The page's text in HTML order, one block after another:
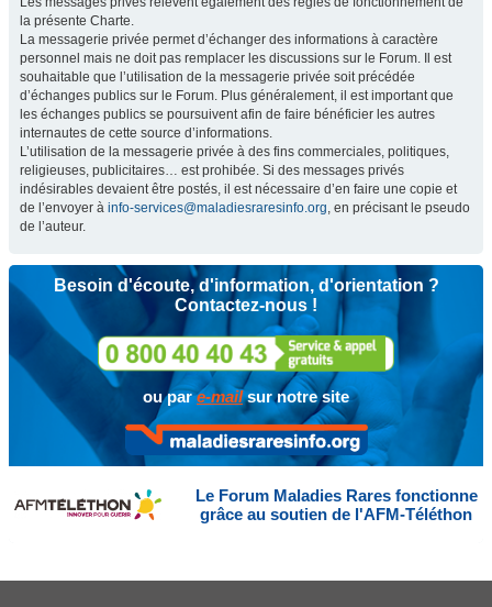
la présente Charte.
La messagerie privée permet d’échanger des informations à caractère
personnel mais ne doit pas remplacer les discussions sur le Forum. Il est
souhaitable que l’utilisation de la messagerie privée soit précédée
d’échanges publics sur le Forum. Plus généralement, il est important que
les échanges publics se poursuivent afin de faire bénéficier les autres
internautes de cette source d’informations.
L’utilisation de la messagerie privée à des fins commerciales, politiques,
religieuses, publicitaires… est prohibée. Si des messages privés
indésirables devaient être postés, il est nécessaire d’en faire une copie et
de l’envoyer à info-services@maladiesraresinfo.org, en précisant le pseudo
de l’auteur.
Besoin d'écoute, d'information, d'orientation ?
Contactez-nous !
ou pare-mailsur notre site
Le Forum Maladies Rares fonctionne
grâce au soutien de l'AFM-Téléthon